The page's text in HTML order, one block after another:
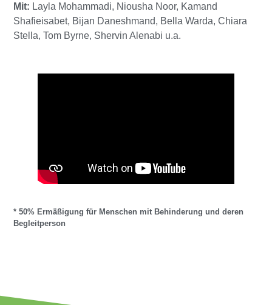
Mit: Layla Mohammadi, Niousha Noor, Kamand
Shafieisabet, Bijan Daneshmand, Bella Warda, Chiara
Stella, Tom Byrne, Shervin Alenabi u.a.
* 50% Ermäßigung für Menschen mit Behinderung und deren
Begleitperson